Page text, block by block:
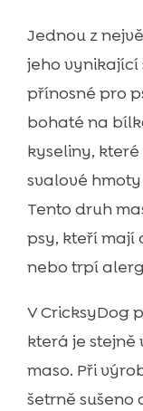
Jednou z
jeho vynikající
přínosné pro
bohaté na
kyseliny,
svalové
Tento druh
psy, kteří mají
nebo trpí
V CricksyDog
která je
maso. Při
šetrně sušeno